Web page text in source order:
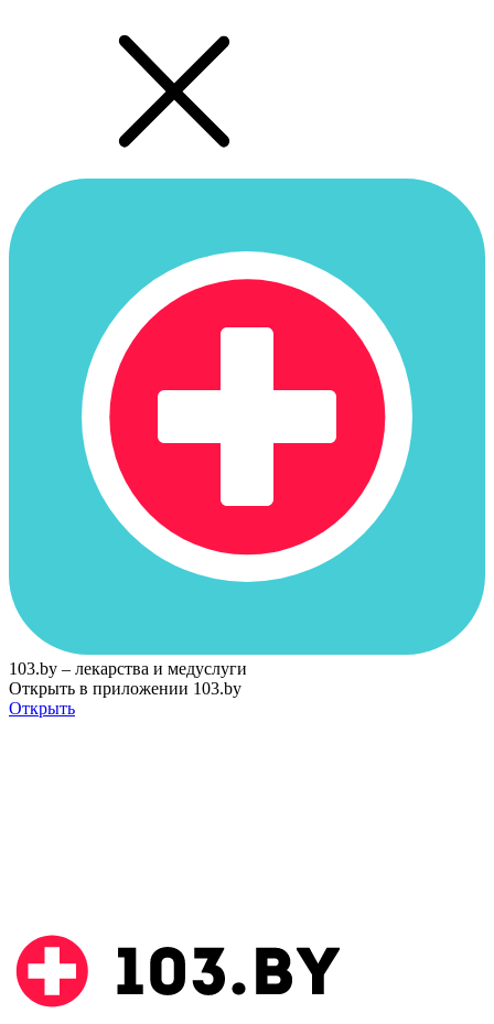
103.by – лекарства и медуслуги
Открыть в приложении 103.by
Открыть